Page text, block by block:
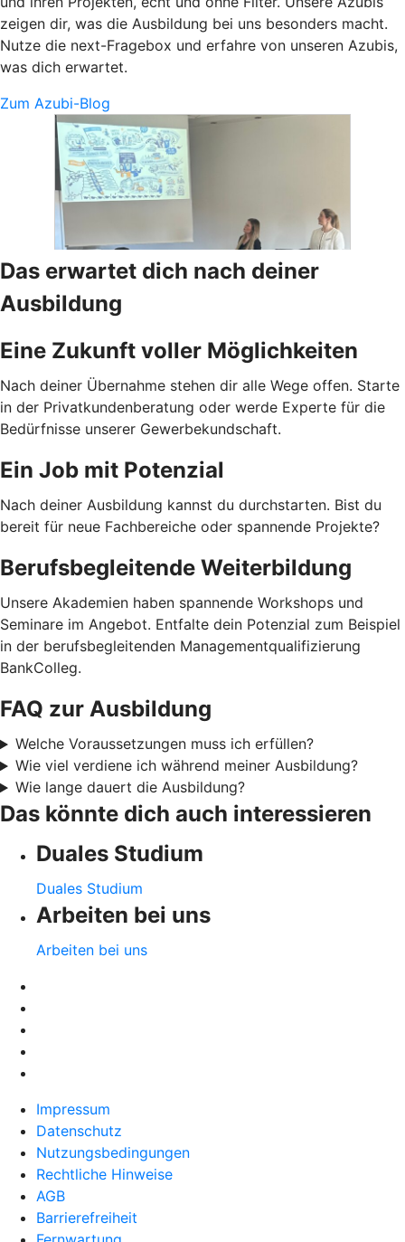
zeigen dir, was die Ausbildung bei uns besonders macht.
Nutze die next-Fragebox und erfahre von unseren Azubis,
was dich erwartet.
Zum Azubi-Blog
Das erwartet dich nach deiner
Ausbildung
Eine Zukunft voller Möglichkeiten
Nach deiner Übernahme stehen dir alle Wege offen. Starte
in der Privatkundenberatung oder werde Experte für die
Bedürfnisse unserer Gewerbekundschaft.
Ein Job mit Potenzial
Nach deiner Ausbildung kannst du durchstarten. Bist du
bereit für neue Fachbereiche oder spannende Projekte?
Berufsbegleitende Weiterbildung
Unsere Akademien haben spannende Workshops und
Seminare im Angebot. Entfalte dein Potenzial zum Beispiel
in der berufsbegleitenden Managementqualifizierung
BankColleg.
FAQ zur Ausbildung
Welche Voraussetzungen muss ich erfüllen?
Wie viel verdiene ich während meiner Ausbildung?
Wie lange dauert die Ausbildung?
Das könnte dich auch interessieren
Duales Studium
Duales Studium
Arbeiten bei uns
Arbeiten bei uns
Impressum
Datenschutz
Nutzungsbedingungen
Rechtliche Hinweise
AGB
Barrierefreiheit